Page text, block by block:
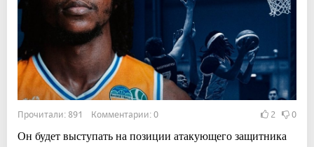
Прочитали: 891 Комментарии: 0 2 0
Он будет выступать на позиции атакующего защитника